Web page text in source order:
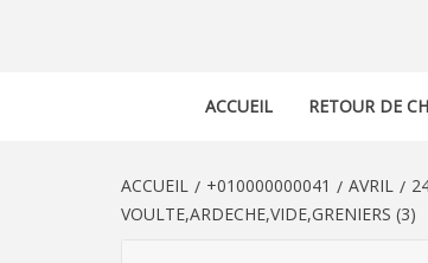
ACCUEIL RETOUR DE
ACCUEIL +010000000041 AVRIL
VOULTE,ARDECHE,VIDE,GRENIERS (3)